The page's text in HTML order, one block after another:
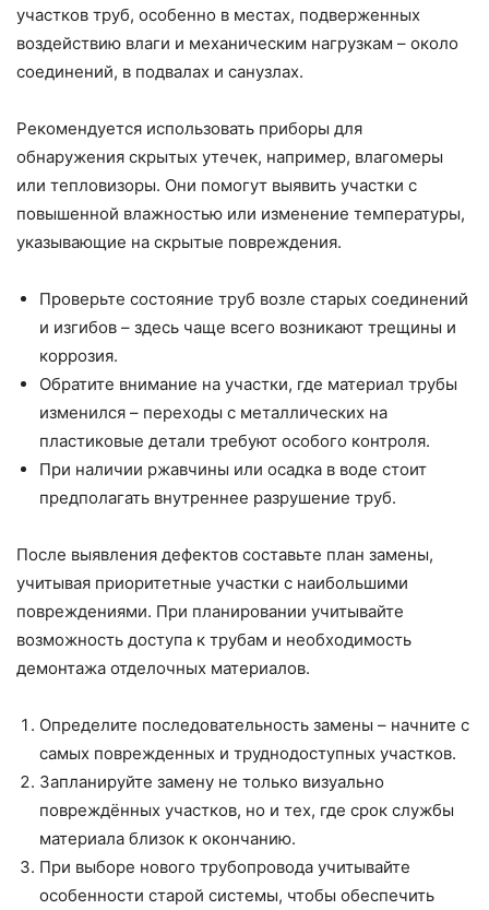
участков труб, особенно в местах, подверженных
воздействию влаги и механическим нагрузкам – около
соединений, в подвалах и санузлах.
Рекомендуется использовать приборы для
обнаружения скрытых утечек, например, влагомеры
или тепловизоры. Они помогут выявить участки с
повышенной влажностью или изменение температуры,
указывающие на скрытые повреждения.
Проверьте состояние труб возле старых соединений
и изгибов – здесь чаще всего возникают трещины и
коррозия.
Обратите внимание на участки, где материал трубы
изменился – переходы с металлических на
пластиковые детали требуют особого контроля.
При наличии ржавчины или осадка в воде стоит
предполагать внутреннее разрушение труб.
После выявления дефектов составьте план замены,
учитывая приоритетные участки с наибольшими
повреждениями. При планировании учитывайте
возможность доступа к трубам и необходимость
демонтажа отделочных материалов.
Определите последовательность замены – начните с
самых поврежденных и труднодоступных участков.
Запланируйте замену не только визуально
повреждённых участков, но и тех, где срок службы
материала близок к окончанию.
При выборе нового трубопровода учитывайте
особенности старой системы, чтобы обеспечить